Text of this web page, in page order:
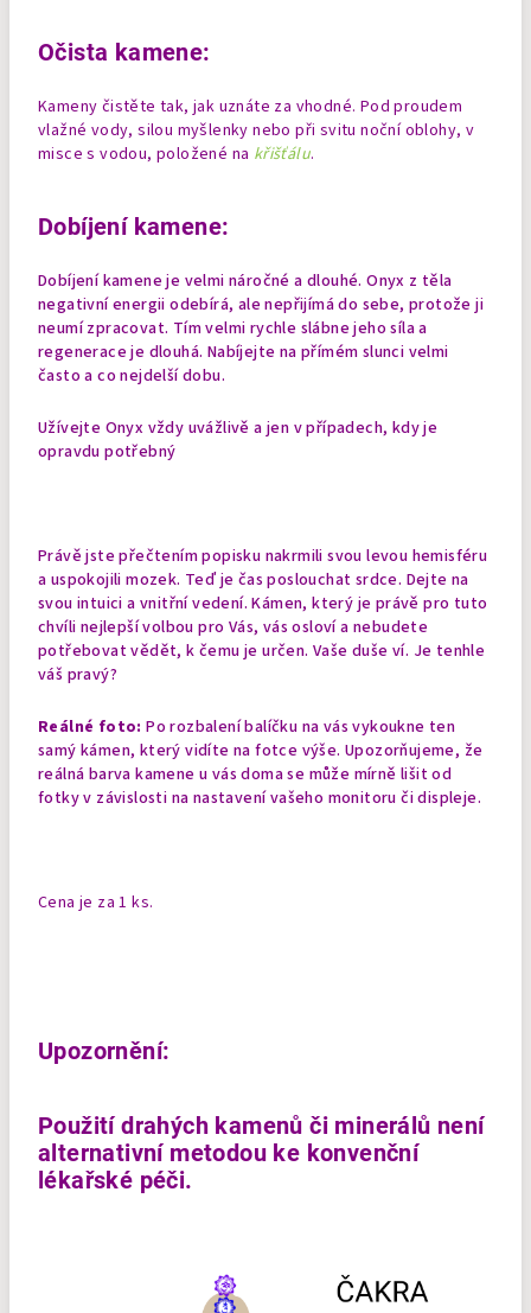
Očista kamene:
Kameny čistěte tak, jak uznáte za vhodné. Pod proudem
vlažné vody, silou myšlenky nebo při svitu noční oblohy, v
misce s vodou, položené na křišťálu.
Dobíjení kamene:
Dobíjení kamene je velmi náročné a dlouhé. Onyx z těla
negativní energii odebírá, ale nepřijímá do sebe, protože ji
neumí zpracovat. Tím velmi rychle slábne jeho síla a
regenerace je dlouhá. Nabíjejte na přímém slunci velmi
často a co nejdelší dobu.
Užívejte Onyx vždy uvážlivě a jen v případech, kdy je
opravdu potřebný
Právě jste přečtením popisku nakrmili svou levou hemisféru
a uspokojili mozek. Teď je čas poslouchat srdce. Dejte na
svou intuici a vnitřní vedení. Kámen, který je právě pro tuto
chvíli nejlepší volbou pro Vás, vás osloví a nebudete
potřebovat vědět, k čemu je určen. Vaše duše ví. Je tenhle
váš pravý?
Reálné foto: Po rozbalení balíčku na vás vykoukne ten
samý kámen, který vidíte na fotce výše. Upozorňujeme, že
reálná barva kamene u vás doma se může mírně lišit od
fotky v závislosti na nastavení vašeho monitoru či displeje.
Cena je za 1 ks.
Upozornění:
Použití drahých kamenů či minerálů není
alternativní metodou ke konvenční
lékařské péči.